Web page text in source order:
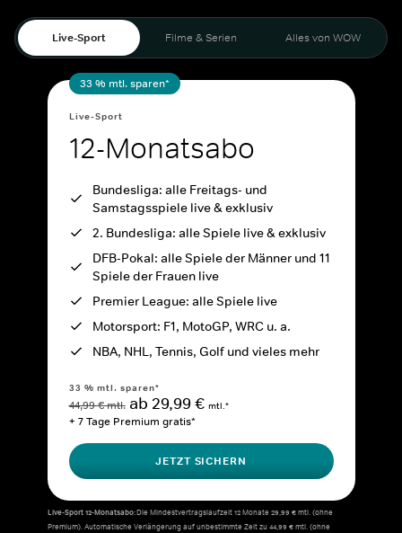
Live-Sport Filme & Serien Alles von WOW
33 % mtl. sparen*
Live-Sport
12-Monatsabo
Bundesliga: alle Freitags- und
Samstagsspiele live & exklusiv
2. Bundesliga: alle Spiele live & exklusiv
DFB-Pokal: alle Spiele der Männer und 11
Spiele der Frauen live
Premier League: alle Spiele live
Motorsport: F1, MotoGP, WRC u. a.
NBA, NHL, Tennis, Golf und vieles mehr
33 % mtl. sparen*
44,99 € mtl. ab 29,99 € mtl.*
+ 7 Tage Premium gratis*
JETZT SICHERN
Live-Sport 12-Monatsabo:Die Mindestvertragslaufzeit 12 Monate 29,99 € mtl. (ohne
Premium). Automatische Verlängerung auf unbestimmte Zeit zu 44,99 € mtl. (ohne